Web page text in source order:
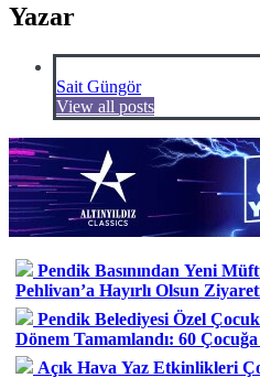
Yazar
Sait Güngör
View all posts
Pendik Basınından Yeni
Pehlivan’a Hayırlı Olsun
Pendik Belediyesi Özel
Dönem Tamamlandı: 60
Açık Hava Yaz Etkinlikleri